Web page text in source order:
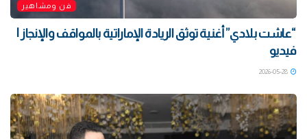
فن ومشاهير
“عاشت بلادي” أغنية توثق الريادة الإماراتية بالمواقف والإنجاز |
فيديو
2026-05-28